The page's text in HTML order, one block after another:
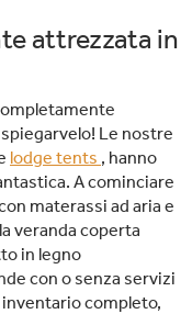
sportive.
scelta: troverete
volley, tra gli altri.Bella
termali che alimentano il
foreste e diversi castelli.
attrezzata in
Le nostre
lodge tents , hanno
A cominciare
materassi ad aria e
veranda coperta
in legno
con o senza servizi
completo,